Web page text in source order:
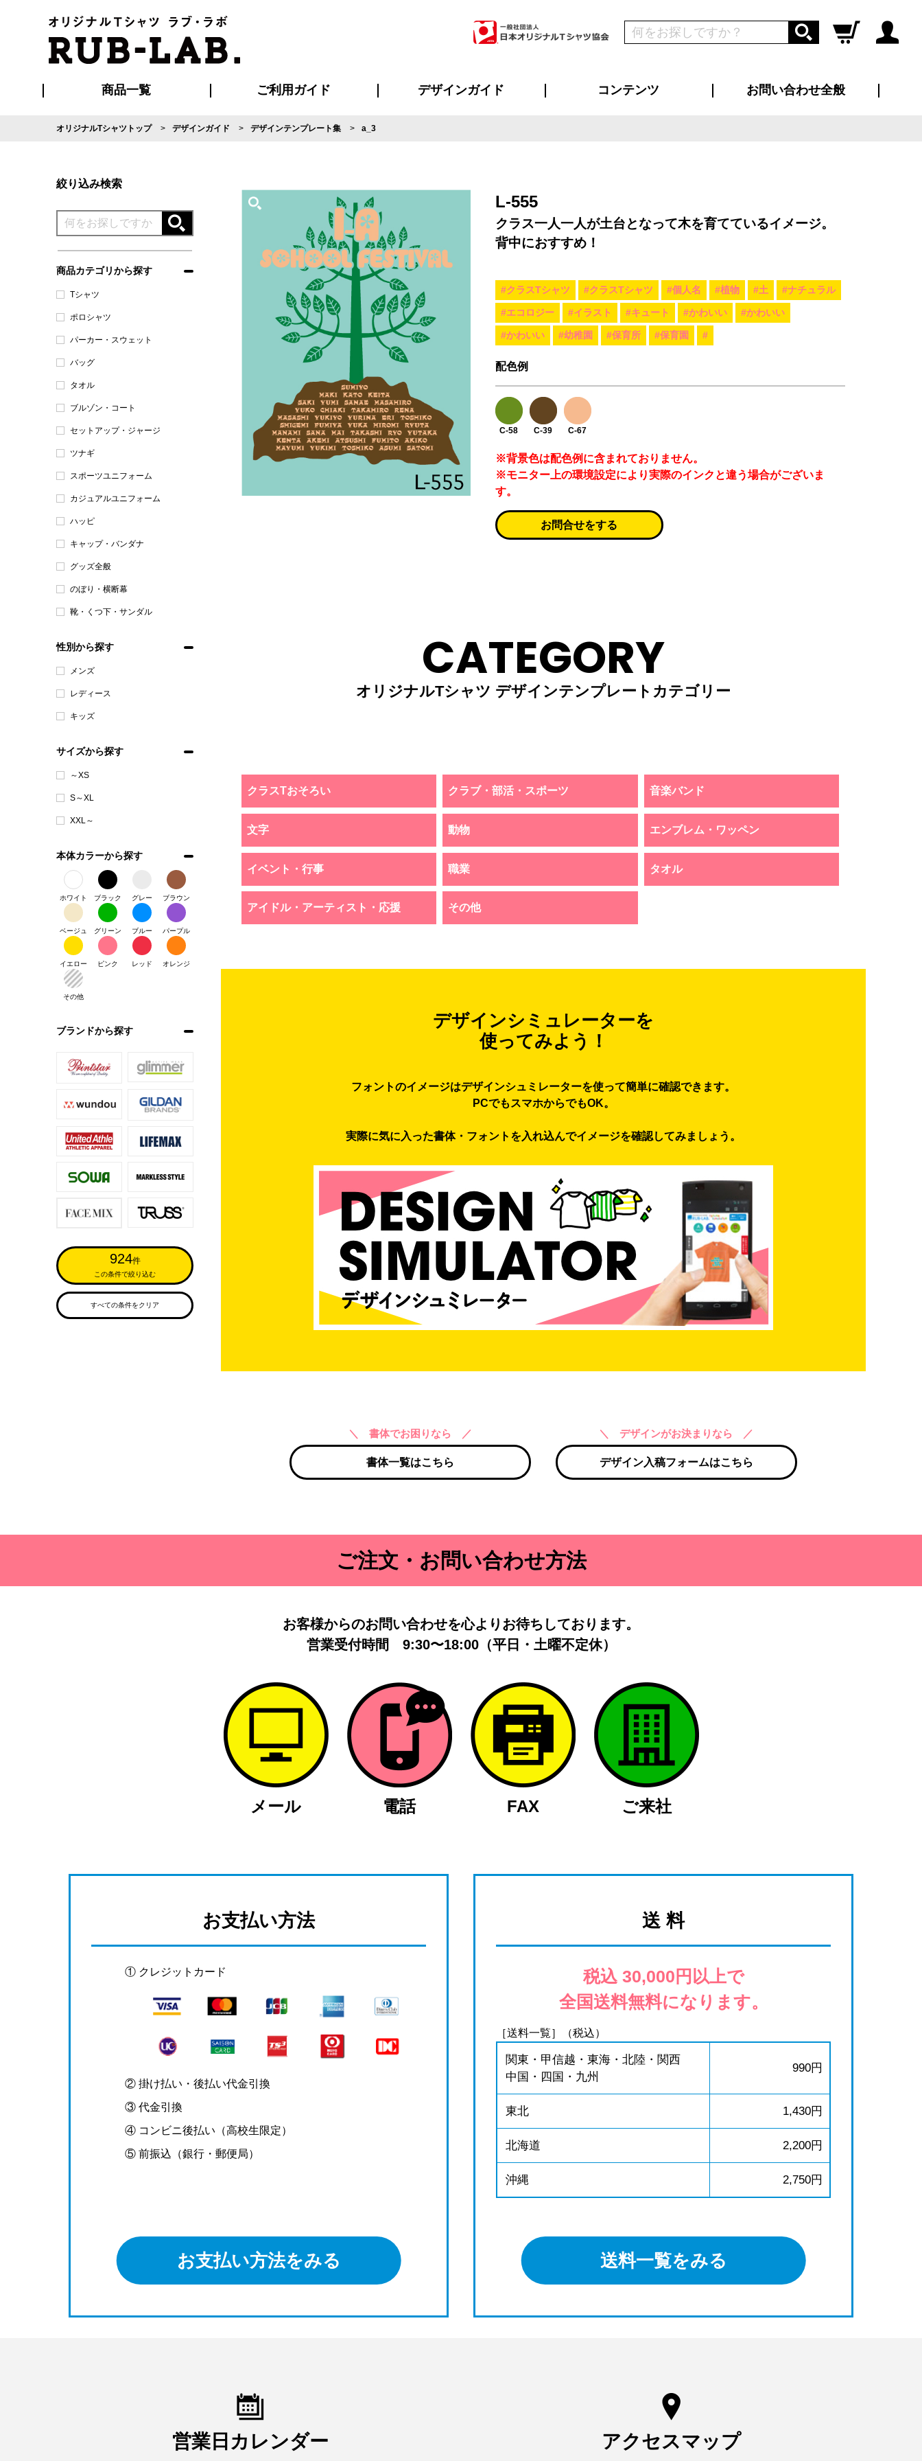
ログイン
商品一覧 ご利用ガイド
ご利用ガイド
はじめての方へ
再注文の方へ
お支払い方法について
割引まとめページ
発送・特急サービスについて
版の保管期限について
マイページ会員のメリット
よくあるご質問
デザインガイド コンテンツ お問い合わせ全般
オリジナルTシャツトップ デザインガイド デザインテンプレート集 a_3
絞り込み検索
商品カテゴリから探す
Tシャツ
ポロシャツ
パーカー・スウェット
バッグ
タオル
ブルゾン・コート
セットアップ・ジャージ
ツナギ
スポーツユニフォーム
カジュアルユニフォーム
ハッピ
キャップ・バンダナ
グッズ全般
のぼり・横断幕
靴・くつ下・サンダル
性別から探す
メンズ
レディース
キッズ
サイズから探す
～XS
S～XL
XXL～
本体カラーから探す
ホワイト ブラック グレー ブラウン
ベージュ グリーン ブルー パープル
イエロー ピンク レッド オレンジ
その他
ブランドから探す
924件
この条件で絞り込む
すべての条件をクリア
L-555
クラス一人一人が土台となって木を育てているイメージ。
背中におすすめ！
#クラスTシャツ #クラスTシャツ #個人名 #植物 #土 #ナチュラル
#エコロジー #イラスト #キュート #かわいい #かわいい
#かわいい #幼稚園 #保育所 #保育園 #
配色例
C-58 C-39 C-67
※背景色は配色例に含まれておりません。
※モニター上の環境設定により実際のインクと違う場合がございま
す。
お問合せをする
CATEGORY
オリジナルTシャツ デザインテンプレートカテゴリー
クラスTおそろい クラブ・部活・スポーツ 音楽バンド
文字 動物 エンブレム・ワッペン
イベント・行事 職業 タオル
アイドル・アーティスト・応援 その他
デザインシミュレーターを
使ってみよう！
フォントのイメージはデザインシュミレーターを使って簡単に確認できます。
PCでもスマホからでもOK。
実際に気に入った書体・フォントを入れ込んでイメージを確認してみましょう。
＼ 書体でお困りなら ／
書体一覧はこちら
＼ デザインがお決まりなら ／
デザイン入稿フォームはこちら
ご注文・お問い合わせ方法
お客様からのお問い合わせを心よりお待ちしております。
営業受付時間 9:30〜18:00（平日・土曜不定休）
メール 電話 FAX ご来社
お支払い方法
① クレジットカード
② 掛け払い・後払い代金引換
③ 代金引換
④ コンビニ後払い（高校生限定）
⑤ 前振込（銀行・郵便局）
お支払い方法をみる
送 料
税込 30,000円以上で
全国送料無料になります。
［送料一覧］（税込）
関東・甲信越・東海・北陸・関西
中国・四国・九州
990円
東北 1,430円
北海道 2,200円
沖縄 2,750円
送料一覧をみる
営業日カレンダー アクセスマップ